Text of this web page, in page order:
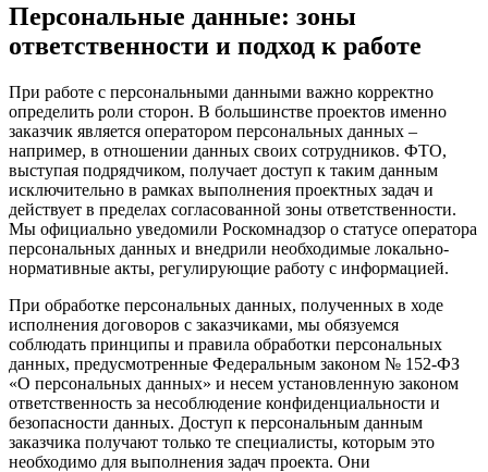
Персональные данные: зоны
ответственности и подход к работе
При работе с персональными данными важно корректно
определить роли сторон. В большинстве проектов именно
заказчик является оператором персональных данных –
например, в отношении данных своих сотрудников. ФТО,
выступая подрядчиком, получает доступ к таким данным
исключительно в рамках выполнения проектных задач и
действует в пределах согласованной зоны ответственности.
Мы официально уведомили Роскомнадзор о статусе оператора
персональных данных и внедрили необходимые локально-
нормативные акты, регулирующие работу с информацией.
При обработке персональных данных, полученных в ходе
исполнения договоров с заказчиками, мы обязуемся
соблюдать принципы и правила обработки персональных
данных, предусмотренные Федеральным законом № 152-ФЗ
«О персональных данных» и несем установленную законом
ответственность за несоблюдение конфиденциальности и
безопасности данных. Доступ к персональным данным
заказчика получают только те специалисты, которым это
необходимо для выполнения задач проекта. Они